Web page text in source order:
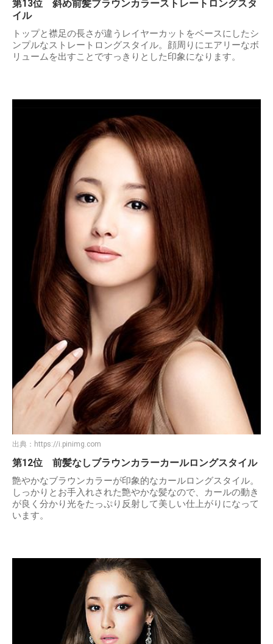
第13位 斜め前髪ブラウンカラーストレートロングスタ
イル
トップと襟足の長さが違うレイヤーカットをベースにしたシ
ンプルなストレートロングスタイル。顔周りにエアリーなボ
リュームを出すことですっきりとした印象になります。
出典： https://i.pinimg.com
第12位 前髪なしブラウンカラーカールロングスタイル
艶やかなブラウンカラーが印象的なカールロングスタイル。
しっかりとお手入れされた艶やかな髪なので、カールの動き
が良く分かり光をたっぷり反射して美しい仕上がりになって
います。